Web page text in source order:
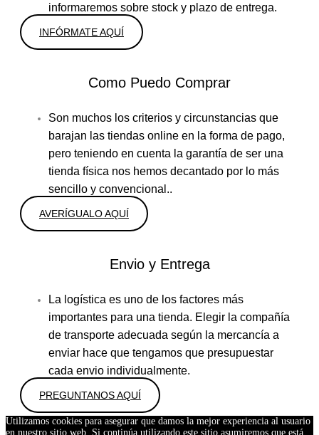
informaremos sobre stock y plazo de entrega.
INFÓRMATE AQUÍ
Como Puedo Comprar
Son muchos los criterios y circunstancias que
barajan las tiendas online en la forma de pago,
pero teniendo en cuenta la garantía de ser una
tienda física nos hemos decantado por lo más
sencillo y convencional..
AVERÍGUALO AQUÍ
Envio y Entrega
La logística es uno de los factores más
importantes para una tienda. Elegir la compañía
de transporte adecuada según la mercancía a
enviar hace que tengamos que presupuestar
cada envio individualmente.
PREGUNTANOS AQUÍ
Utilizamos cookies para asegurar que damos la mejor experiencia al usuario
en nuestro sitio web. Si continúa utilizando este sitio asumiremos que está